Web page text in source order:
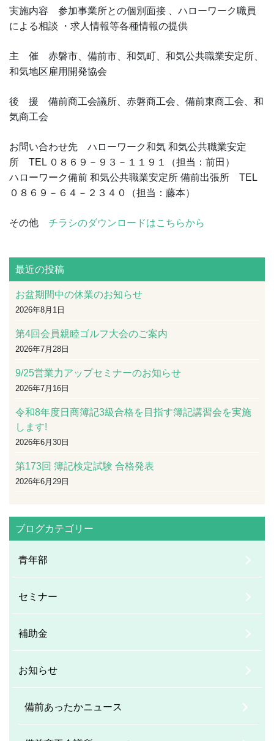
実施内容 参加事業所との個別面接 、ハローワーク職員
による相談 ・求人情報等各種情報の提供
主 催 赤磐市、備前市、和気町、和気公共職業安定所、
和気地区雇用開発協会
後 援 備前商工会議所、赤磐商工会、備前東商工会、和
気商工会
お問い合わせ先 ハローワーク和気 和気公共職業安定
所 TEL ０８６９－９３－１１９１（担当：前田）
ハローワーク備前 和気公共職業安定所 備前出張所 TEL
０８６９－６４－２３４０（担当：藤本）
その他 チラシのダウンロードはこちらから
最近の投稿
お盆期間中の休業のお知らせ
2026年8月1日
第4回会員親睦ゴルフ大会のご案内
2026年7月28日
9/25営業力アップセミナーのお知らせ
2026年7月16日
令和8年度日商簿記3級合格を目指す簿記講習会を実施
します!
2026年6月30日
第173回 簿記検定試験 合格発表
2026年6月29日
ブログカテゴリー
青年部
セミナー
補助金
お知らせ
備前あったかニュース